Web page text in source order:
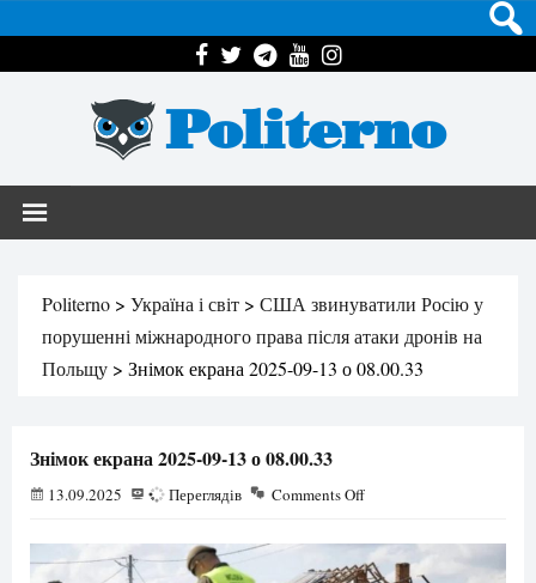
Politerno
Politerno > Україна і світ > США звинуватили Росію у
порушенні міжнародного права після атаки дронів на
Польщу > Знімок екрана 2025-09-13 о 08.00.33
Знімок екрана 2025-09-13 о 08.00.33
13.09.2025 97 Переглядів Comments Off